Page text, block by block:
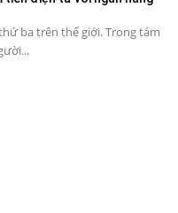
ba trên thế giới. Trong tám